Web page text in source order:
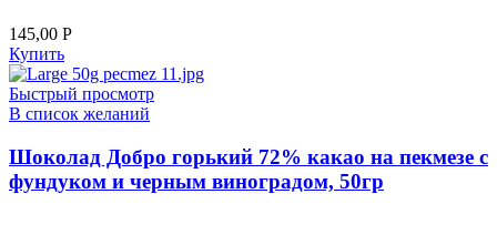
145,00 Р
Купить
Быстрый просмотр
В список желаний
Шоколад Добро горький 72% какао на пекмезе с
фундуком и черным виноградом, 50гр